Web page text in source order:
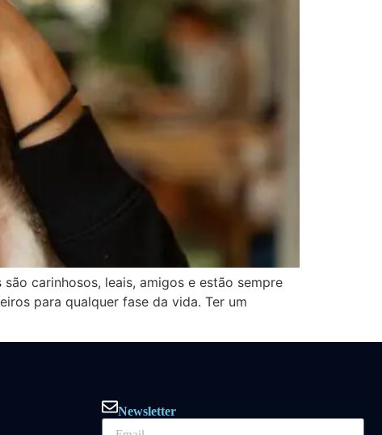
carinhosos, leais, amigos e estão sempre
para qualquer fase da vida. Ter um
Newsletter